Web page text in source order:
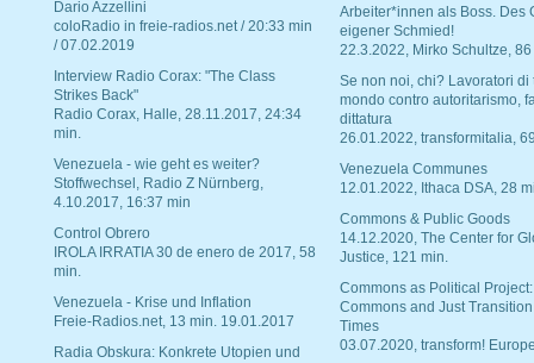
Dario Azzellini
coloRadio in freie-radios.net / 20:33 min
/ 07.02.2019
Interview Radio Corax: "The Class
Strikes Back"
Radio Corax, Halle, 28.11.2017, 24:34
min.
Venezuela - wie geht es weiter?
Stoffwechsel, Radio Z Nürnberg,
4.10.2017, 16:37 min
Control Obrero
IROLA IRRATIA 30 de enero de 2017, 58
min.
Venezuela - Krise und Inflation
Freie-Radios.net, 13 min. 19.01.2017
Radia Obskura: Konkrete Utopien und
Arbeiter*innen als Boss. Des
eigener Schmied!
22.3.2022, Mirko Schultze, 86
Se non noi, chi? Lavoratori di
mondo contro autoritarismo,
dittatura
26.01.2022, transformitalia,
Venezuela Communes
12.01.2022, Ithaca DSA, 28
Commons & Public Goods
14.12.2020, The Center for
Justice, 121 min.
Commons as Political Project:
Commons and Just
Times
03.07.2020, transform!